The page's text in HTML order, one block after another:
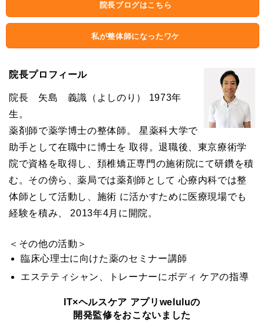
院長ブログはこちら
私が整体師になったワケ
院長プロフィール
院長 矢島 義識（よしのり） 1973年
生。
薬剤師で薬学博士の整体師。 星薬科大学で
助手として在職中に博士を 取得。退職後、東京療術学
院で資格を取得し、頚椎矯正専門の施術院にて研鑽を積
む。その傍ら、薬局では薬剤師として 心療内科では整
体師として活動し、施術 に活かすために医療現場でも
経験を積み、 2013年4月に開院。
＜その他の活動＞
臨床心理士に向けた薬のセミナー講師
エステティシャン、トレーナーにボディ ケアの指導
IT×ヘルスケア アプリweluluの
開発監修をおこないました